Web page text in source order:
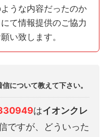
うな内容だったのか
て情報提供のご協力
い致します。
ついて教えて下さい。
はイオンクレ
ですが、どういった